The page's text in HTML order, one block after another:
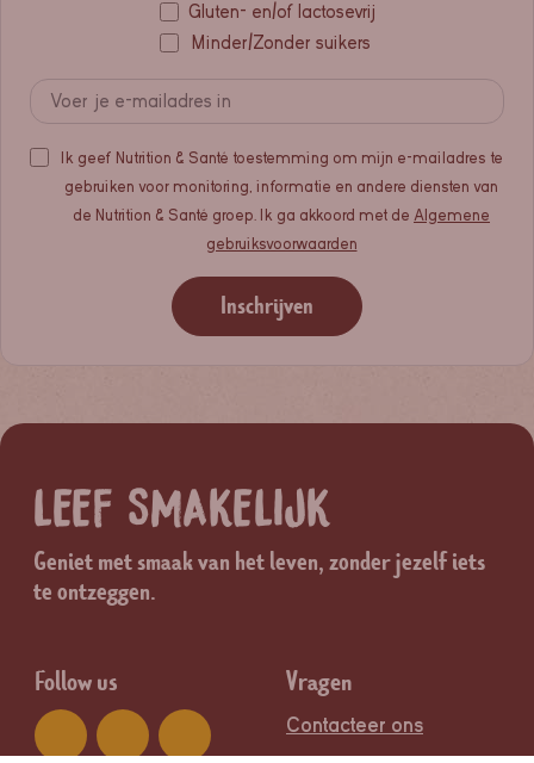
Gluten- en/of lactosevrij
Minder/Zonder suikers
Ik geef Nutrition & Santé toestemming om mijn e-mailadres te
gebruiken voor monitoring, informatie en andere diensten van
de Nutrition & Santé groep. Ik ga akkoord met de Algemene
gebruiksvoorwaarden
Inschrijven
LEEF SMAKELIJK
Geniet met smaak van het leven, zonder jezelf iets
te ontzeggen.
Follow us Vragen
Contacteer ons